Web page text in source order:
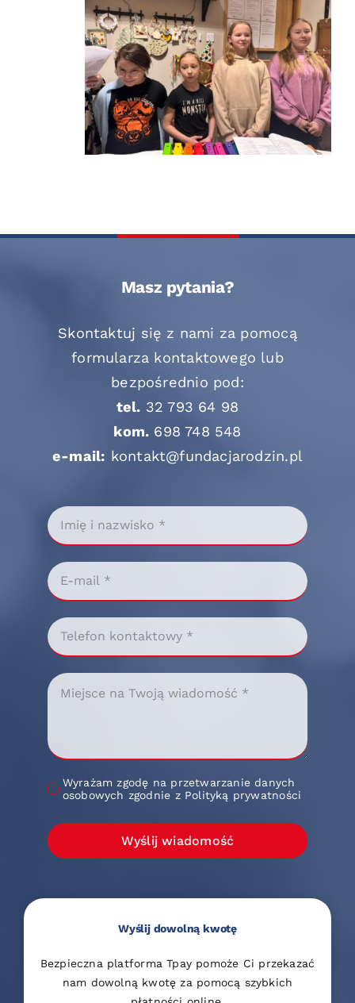
Masz pytania?
Skontaktuj się z nami za pomocą
formularza kontaktowego lub
bezpośrednio pod:
tel. 32 793 64 98
kom. 698 748 548
e-mail: kontakt@fundacjarodzin.pl
Wyrażam zgodę na przetwarzanie danych
osobowych zgodnie z Polityką prywatności
Wyślij wiadomość
Wyślij dowolną kwotę
Bezpieczna platforma Tpay pomoże Ci przekazać
nam dowolną kwotę za pomocą szybkich